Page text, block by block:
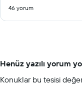
10
46 yorum
Henüz yazılı yorum
Konuklar bu tesisi